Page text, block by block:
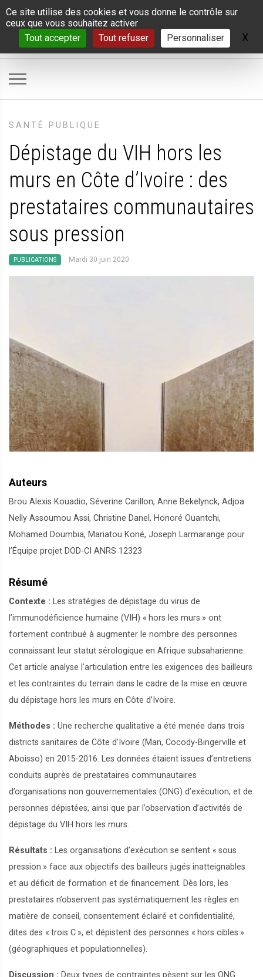
Panneau de gestion des cookies
Ce site utilise des cookies et vous donne le contrôle sur
ceux que vous souhaitez activer
Tout accepter
Tout refuser Personnaliser X
SANTÉ PUBLIQUE
Dépistage du VIH hors les
murs en Côte d’Ivoire : des
prestataires communautaires
sous pression
PUBLICATIONS Mardi 30 juin 2020
Auteurs
Brou Alexis Kouadio, Séverine Carillon, Anne Bekelynck, Adjoa
Nelly Assoumou Assi, Christine Danel, Honoré Ouantchi,
Mohamed Doumbia, Mariatou Koné, Joseph Larmarange pour
l’Équipe projet DOD-CI ANRS 12323
Résumé
Contexte : Les stratégies de dépistage du virus de
l’immunodéficience humaine (VIH) « hors les murs » ont
fortement contribué à augmenter le nombre des personnes
connaissant leur statut sérologique en Afrique subsaharienne.
Cet article analyse l’articulation entre les exigences des bailleurs
et les contraintes du terrain dans le cadre de la mise en œuvre
du dépistage hors les murs en Côte d’Ivoire.
Méthodes : Une recherche qualitative a été menée dans trois
districts sanitaires de Côte d’Ivoire (Man, Cocody-Bingerville et
Aboisso) en 2015-2016. Les données étaient issues d’entretiens
conduits auprès de prestataires communautaires
d’organisations non gouvernementales (ONG) d’exécution, et de
personnes dépistées, ainsi que par l’observation d’activités de
dépistage du VIH hors les murs.
Résultats : Les organisations d’exécution se sentent « sous
pression » face aux objectifs des bailleurs jugés inatteignables
et au déficit de formation et de financement. Dès lors, les
prestataires n’observent pas systématiquement les règles en
matière de conseil, consentement éclairé et confidentialité,
dites des « trois C », et dépistent des personnes « hors cibles »
(géographiques et populationnelles).
Discussion : Deux types de contraintes pèsent sur les ONG